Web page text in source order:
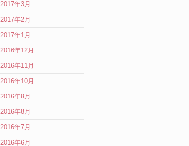
2017年3月
2017年2月
2017年1月
2016年12月
2016年11月
2016年10月
2016年9月
2016年8月
2016年7月
2016年6月